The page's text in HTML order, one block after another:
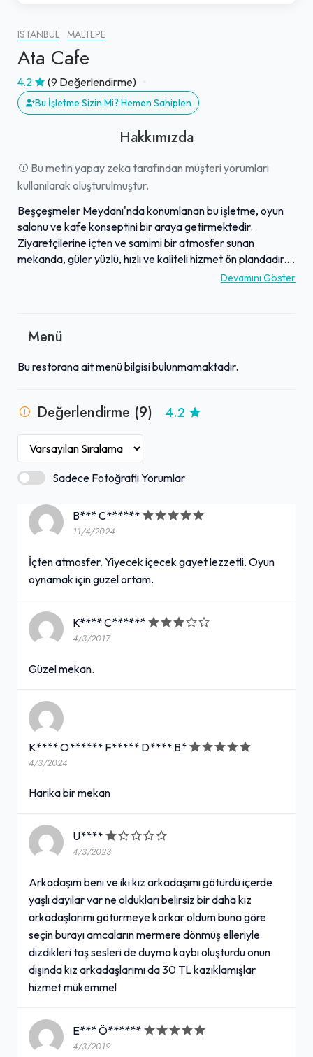
İSTANBUL MALTEPE
Ata Cafe
4.2 (9 Değerlendirme)
Bu İşletme Sizin Mi? Hemen Sahiplen
Hakkımızda
Bu metin yapay zeka tarafından müşteri yorumları
kullanılarak oluşturulmuştur.
Beşçeşmeler Meydanı'nda konumlanan bu işletme, oyun
salonu ve kafe konseptini bir araya getirmektedir.
Ziyaretçilerine içten ve samimi bir atmosfer sunan
mekanda, güler yüzlü, hızlı ve kaliteli hizmet ön plandadır.
Okey, 101 ve iskambil gibi oyunlar için ideal bir ortam
de konforlu bir deneyim sunmaktadır. Arkadaş gruplarıyla
olarak öne çıkan bu yer, Maltepe'nin sevilen
Devamını Göster
Menü
Bu restorana ait menü bilgisi bulunmamaktadır.
Değerlendirme (9) 4.2
Sadece Fotoğraflı Yorumlar
B*** C******
11/4/2024
İçten atmosfer. Yiyecek içecek gayet lezzetli. Oyun
oynamak için güzel ortam.
K**** C******
4/3/2017
Güzel mekan.
K**** O****** F***** D**** B*
4/3/2024
Harika bir mekan
U****
4/3/2023
Arkadaşım beni ve iki kız arkadaşımı götürdü içerde
yaşlı dayılar var ne oldukları belirsiz bir daha kız
arkadaşlarımı götürmeye korkar oldum buna göre
seçin burayı amcaların mermere dönmüş elleriyle
dizdikleri taş sesleri de duyma kaybı oluşturdu onun
dışında kız arkadaşlarımı da 30 TL kazıklamışlar
hizmet mükemmel
E*** Ö******
4/3/2019